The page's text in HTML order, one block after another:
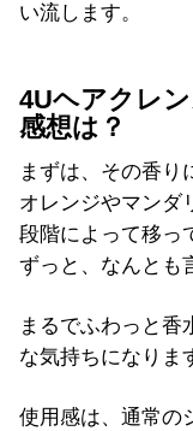
い流します。
4Uヘアクレ
感想は？
まずは、その香り
オレンジやマンダ
段階によって移っ
ずっと、なんとも
まるでふわっと香
な気持ちになりま
使用感は、通常の